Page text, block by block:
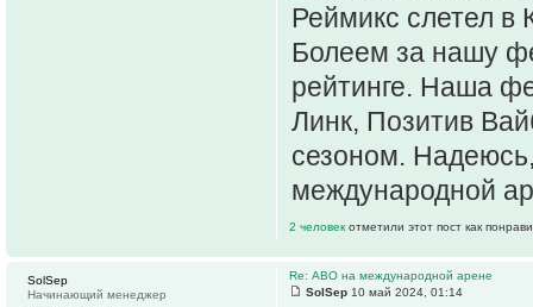
Реймикс слетел в
Болеем за нашу
рейтинге. Наша
Линк, Позитив
сезоном.
международной
2 человек отметили этот пост как
Re: АВО на международной арене
SolSep 10 май 2024, 01:14
SolSep
Начинающий менеджер